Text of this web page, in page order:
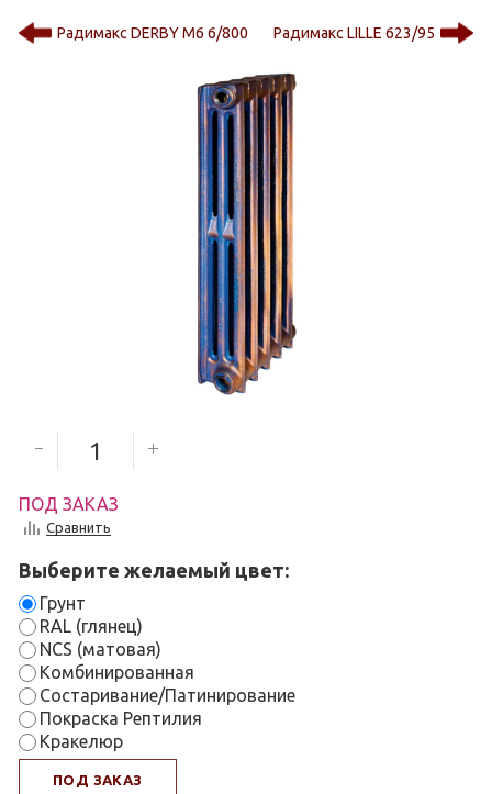
Радимакс DERBY M6 6/800 Радимакс LILLE 623/95
ПОД ЗАКАЗ
Сравнить
Выберите желаемый цвет:
Грунт
RAL (глянец)
NCS (матовая)
Комбинированная
Состаривание/Патинирование
Покраска Рептилия
Кракелюр
ПОД ЗАКАЗ